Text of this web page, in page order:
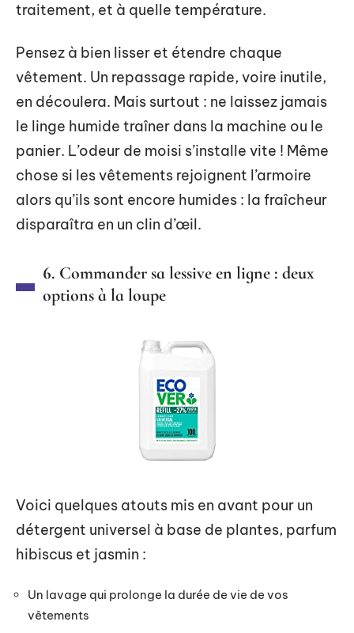
traitement, et à quelle température.
Pensez à bien lisser et étendre chaque
vêtement. Un repassage rapide, voire inutile,
en découlera. Mais surtout : ne laissez jamais
le linge humide traîner dans la machine ou le
panier. L’odeur de moisi s’installe vite ! Même
chose si les vêtements rejoignent l’armoire
alors qu’ils sont encore humides : la fraîcheur
disparaîtra en un clin d’œil.
6. Commander sa lessive en ligne : deux
options à la loupe
Voici quelques atouts mis en avant pour un
détergent universel à base de plantes, parfum
hibiscus et jasmin :
Un lavage qui prolonge la durée de vie de vos
vêtements